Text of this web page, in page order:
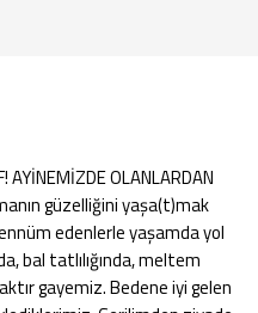
AYİNEMİZDE OLANLARDAN
güzelliğini yaşa(t)mak
edenlerle yaşamda yol
bal tatlılığında, meltem
gayemiz. Bedene iyi gelen